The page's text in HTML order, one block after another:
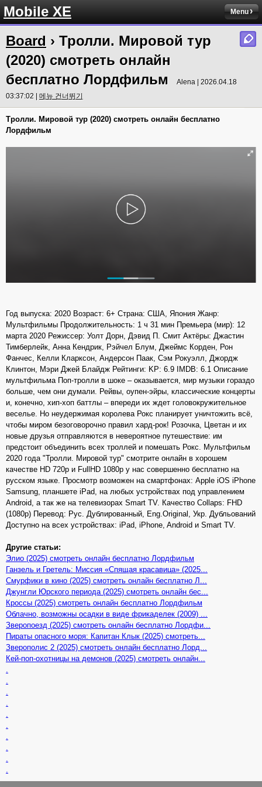
Mobile XE Menu
Board › Тролли. Мировой тур
(2020) смотреть онлайн
бесплатно Лордфильм
Alena | 2026.04.18
03:37:02 | 메뉴 건너뛰기
Тролли. Мировой тур (2020) смотреть онлайн бесплатно
Лордфильм
Год выпуска: 2020 Возраст: 6+ Страна: США, Япония Жанр:
Мультфильмы Продолжительность: 1 ч 31 мин Премьера (мир): 12
марта 2020 Режиссер: Уолт Дорн, Дэвид П. Смит Актёры: Джастин
Тимберлейк, Анна Кендрик, Рэйчел Блум, Джеймс Корден, Рон
Фанчес, Келли Кларксон, Андерсон Паак, Сэм Рокуэлл, Джордж
Клинтон, Мэри Джей Блайдж Рейтинги: KP: 6.9 IMDB: 6.1 Описание
мультфильма Поп-тролли в шоке – оказывается, мир музыки гораздо
больше, чем они думали. Рейвы, оупен-эйры, классические концерты
и, конечно, хип-хоп баттлы – впереди их ждет головокружительное
веселье. Но неудержимая королева Рокс планирует уничтожить всё,
чтобы миром безоговорочно правил хард-рок! Розочка, Цветан и их
новые друзья отправляются в невероятное путешествие: им
предстоит объединить всех троллей и помешать Рокс. Мультфильм
2020 года "Тролли. Мировой тур" смотрите онлайн в хорошем
качестве HD 720p и FullHD 1080p у нас совершенно бесплатно на
русском языке. Просмотр возможен на смартфонах: Apple iOS iPhone
Samsung, планшете iPad, на любых устройствах под управлением
Android, а так же на телевизорах Smart TV. Качество Collaps: FHD
(1080p) Перевод: Рус. Дублированный, Eng.Original, Укр. Дубльований
Доступно на всех устройствах: iPad, iPhone, Android и Smart TV.
Другие статьи:
Элио (2025) смотреть онлайн бесплатно Лордфильм
Ганзель и Гретель: Миссия «Спящая красавица» (2025...
Смурфики в кино (2025) смотреть онлайн бесплатно Л...
Джунгли Юрского периода (2025) смотреть онлайн бес...
Кроссы (2025) смотреть онлайн бесплатно Лордфильм
Облачно, возможны осадки в виде фрикаделек (2009) ...
Зверопоезд (2025) смотреть онлайн бесплатно Лордфи...
Пираты опасного моря: Капитан Клык (2025) смотреть...
Зверополис 2 (2025) смотреть онлайн бесплатно Лорд...
Кей-поп-охотницы на демонов (2025) смотреть онлайн...
.
.
.
.
.
.
.
.
.
.